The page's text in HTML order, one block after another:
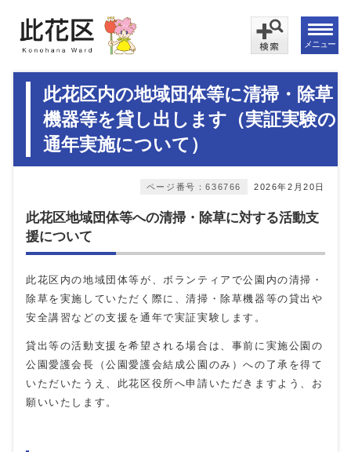
メニュー
此花区内の地域団体等に清掃・除草
機器等を貸し出します（実証実験の
通年実施について）
2026年2月20日
ページ番号：636766
此花区地域団体等への清掃・除草に対する活動支
援について
此花区内の地域団体等が、ボランティアで公園内の清掃・
除草を実施していただく際に、清掃・除草機器等の貸出や
安全講習などの支援を通年で実証実験します。
貸出等の活動支援を希望される場合は、事前に実施公園の
公園愛護会長（公園愛護会結成公園のみ）への了承を得て
いただいたうえ、此花区役所へ申請いただきますよう、お
願いいたします。